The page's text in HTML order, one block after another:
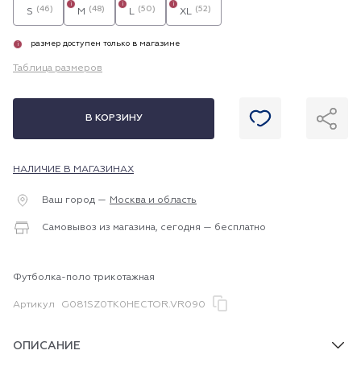
S (46) M (48)
i
L (50)
i
XL (52)
i
i размер доступен только в магазине
Таблица размеров
В КОРЗИНУ
НАЛИЧИЕ В МАГАЗИНАХ
Ваш город — Москва и область
Самовывоз из магазина, сегодня — бесплатно
Футболка-поло трикотажная
Артикул G081SZ0TK0HECTOR.VR090
ОПИСАНИЕ